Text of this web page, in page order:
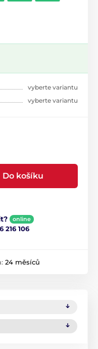
vyberte variantu
vyberte variantu
Do košíku
online
216 106
24 měsíců